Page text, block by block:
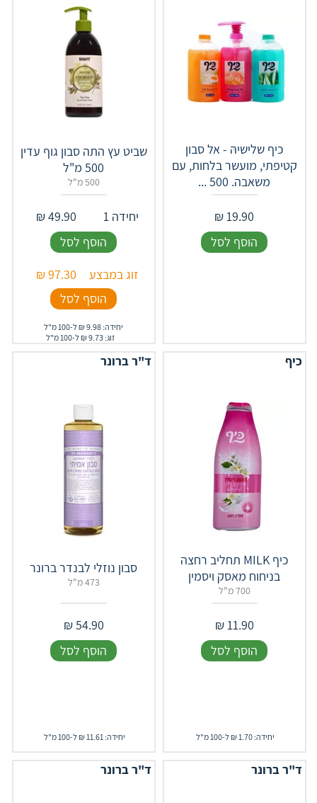
כיף שלישיהּ - אל סבון
קטיפתי, מועשר בלחות, עם
משאבה. 500 ...
19.90
₪
הוסף לסל
שביט עץ התה סבון גוף עדין
500 מ"ל
500 מ"ל
יחידה 1 49.90
₪
הוסף לסל
זוג במבצע
97.30
₪
הוסף לסל
יחידה: 9.98 ₪ ל-100 מ"ל
זוג: 9.73 ₪ ל-100 מ"ל
כיף
כיף MILK תחליב רחצה
בניחוח מאסק ויסמין
700 מ"ל
11.90
₪
הוסף לסל
יחידה: 1.70 ₪ ל-100 מ"ל
ד"ר ברונר
סבון נוזלי לבנדר ברונר
473 מ"ל
54.90
₪
הוסף לסל
יחידה: 11.61 ₪ ל-100 מ"ל
ד"ר ברונר ד"ר ברונר